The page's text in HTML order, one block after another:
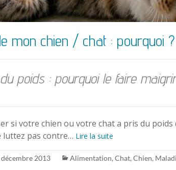
mon chien / chat : pourquoi ?
poids : pourquoi le faire
si votre chien ou votre chat a pris du poids
luttez pas contre… Lire la suite
décembre 2013 Alimentation, Chat, Chien,